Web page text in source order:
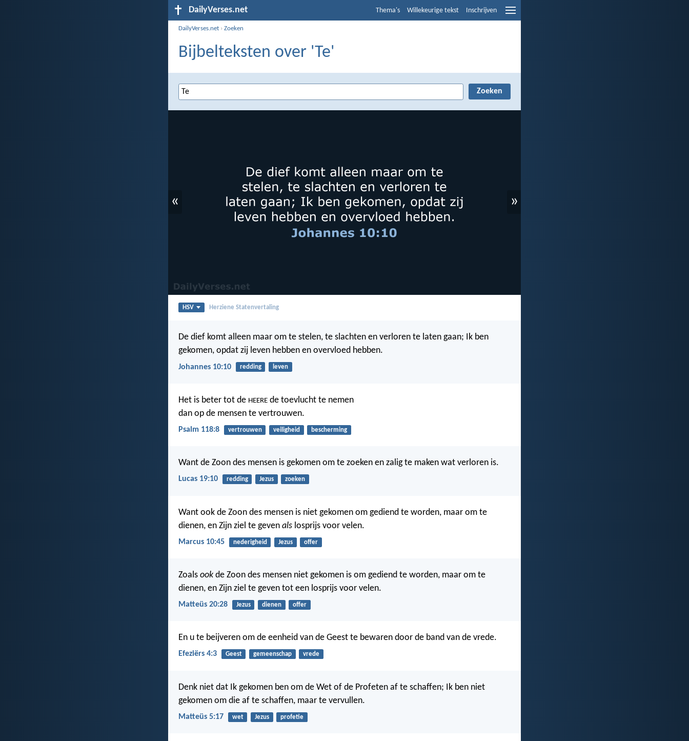
DailyVerses.net Thema's Willekeurige tekst Inschrijven
DailyVerses.net ›Zoeken
Bijbelteksten over 'Te'
« »
HSV Herziene Statenvertaling
De dief komt alleen maar om te stelen, te slachten en verloren te laten gaan; Ik ben
gekomen, opdat zij leven hebben en overvloed hebben.
Johannes 10:10 redding leven
Het is beter tot de HEERE de toevlucht te nemen
dan op de mensen te vertrouwen.
Psalm 118:8 vertrouwen veiligheid bescherming
Want de Zoon des mensen is gekomen om te zoeken en zalig te maken wat verloren is.
Lucas 19:10 redding Jezus zoeken
Want ook de Zoon des mensen is niet gekomen om gediend te worden, maar om te
dienen, en Zijn ziel te geven als losprijs voor velen.
Marcus 10:45 nederigheid Jezus offer
Zoals ook de Zoon des mensen niet gekomen is om gediend te worden, maar om te
dienen, en Zijn ziel te geven tot een losprijs voor velen.
Matteüs 20:28 Jezus dienen offer
En u te beijveren om de eenheid van de Geest te bewaren door de band van de vrede.
Efeziërs 4:3 Geest gemeenschap vrede
Denk niet dat Ik gekomen ben om de Wet of de Profeten af te schaffen; Ik ben niet
gekomen om die af te schaffen, maar te vervullen.
Matteüs 5:17 wet Jezus profetie